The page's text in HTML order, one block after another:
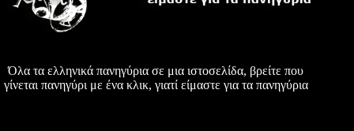
Όλα τα ελληνικά πανηγύρια σε μια ιστοσελίδα, βρείτε που
γίνεται πανηγύρι με ένα κλικ, γιατί είμαστε για τα πανηγύρια